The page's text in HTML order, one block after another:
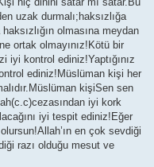
uzak durmalı;haksızlığa
olmasına meydan
ortak olmayınız!Kötü bir
iyi kontrol ediniz!Yaptığınız
ediniz!Müslüman kişi her
kişiSen sen
iyi kork
iyi tespit ediniz!Eğer
en çok sevdiği
razı olduğu mesut ve